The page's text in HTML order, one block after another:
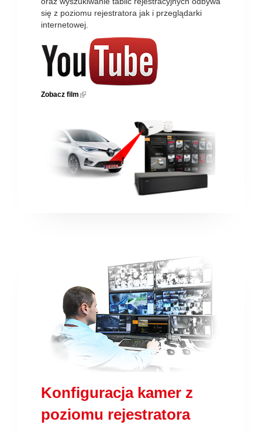
się z poziomu rejestratora jak i przeglądarki
internetowej.
Zobacz film (link is external)
Konfiguracja kamer z
poziomu rejestratora